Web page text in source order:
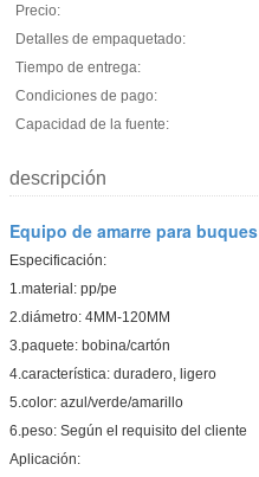
Precio:
Detalles de empaquetado:
Tiempo de entrega:
Condiciones de pago:
Capacidad de la fuente:
descripción
Equipo de amarre para buques
Especificación:
1.material: pp/pe
2.diámetro: 4MM-120MM
3.paquete: bobina/cartón
4.característica: duradero, ligero
5.color: azul/verde/amarillo
6.peso: Según el requisito del cliente
Aplicación: